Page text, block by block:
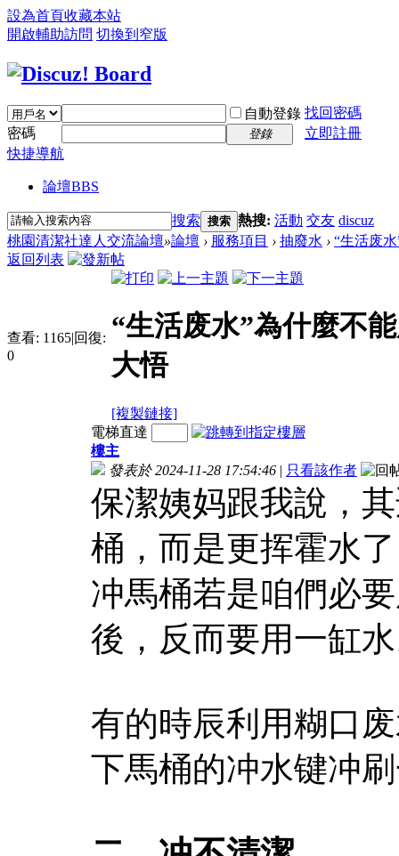
設為首頁收藏本站
開啟輔助訪問 切換到窄版
自動登錄 找回密碼
密碼
登錄
立即註冊
快捷導航
論壇BBS
搜索 搜索 熱搜: 活動 交友 discuz
桃園清潔社達人交流論壇»論壇 › 服務項目 › 抽廢水 › “生活废
返回列表
查看: 1165|回復:
0
“生活废水”為什麼不
大悟
[複製鏈接]
電梯直達
樓主
發表於 2024-11-28 17:54:46 | 只看該作者
保潔姨妈跟我說，
桶，而是更挥霍水
冲馬桶若是咱們必
後，反而要用一缸
有的時辰利用糊口
下馬桶的冲水键冲